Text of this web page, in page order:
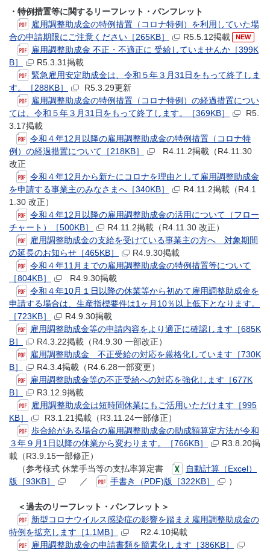
・特例措置等に関するリーフレット・パンフレット
雇用調整助成金の特例措置（コロナ特例）を利用していた場
合の申請期限にご注意ください［265KB］
R5.5.12掲載 NEW
雇用調整助成金 不正・不適正に 受給していませんか［399K
B］
R5.3.31掲載
緊急雇用安定助成金は、令和５年３月31日をもって終了しま
す。［288KB］
R5.3.29更新
雇用調整助成金の特例措置（コロナ特例）の経過措置につい
ては、令和５年３月31日をもって終了します。［369KB］
R5.
3.17掲載
令和４年12月以降の雇用調整助成金の特例措置（コロナ特
例）の経過措置について［218KB］
R4.11.2掲載（R4.11.30
改正
令和４年12月から新たにコロナを理由として雇用調整助成金
を申請する事業主のみなさまへ［340KB］
R4.11.2掲載（R4.1
1.30 改正）
令和４年12月以降の雇用調整助成金の活用について（フロー
チャート）［500KB］
R4.11.2掲載（R4.11.30 改正）
雇用調整助成金の支給を受けている事業主の方へ 対象期間
の延長のお知らせ［465KB］
R4.9.30掲載
令和４年11月までの雇用調整助成金の特例措置等について
［804KB］
R4.9.30掲載
令和４年10月１日以降の休業等から初めて雇用調整助成金を
申請する場合は、生産指標要件は1ヶ月10％以上低下となります。
［723KB］
R4.9.30掲載
雇用調整助成金等の申請内容をより適正に確認します［685K
B］
R4.3.22掲載（R4.9.30 一部改正）
雇用調整助成金 不正受給の対応を厳格化しています［730K
B］
R4.3.4掲載（R4.6.28一部変更）
雇用調整助成金等の不正受給への対応を強化します［677K
B］
R3.12.9掲載
雇用調整助成金は短時間休業にもご活用いただけます［995
KB］
R3.1.21掲載（R3.11.24一部修正）
歩合給がある場合の雇用調整助成金の助成額算定方法が令和
３年９月1日以降の休業から変わります。［766KB］
R3.8.20掲
載（R3.9.15一部修正）
（参考様式 休業手当等の支払率算定書
自動計算（Excel）
版［93KB］
／ 手書き（PDF)版［322KB］ ）
＜過去のリーフレット・パンフレット＞
新型コロナウイルス感染症の影響を踏まえ雇用調整助成金の
特例を拡充します［1.1MB］
R2.4.10掲載
雇用調整助成金の申請書類を簡素化します［386KB］